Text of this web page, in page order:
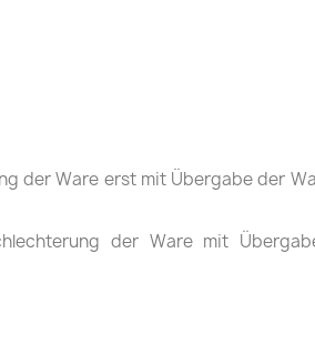
der Ware erst mit Übergabe der
der Ware mit